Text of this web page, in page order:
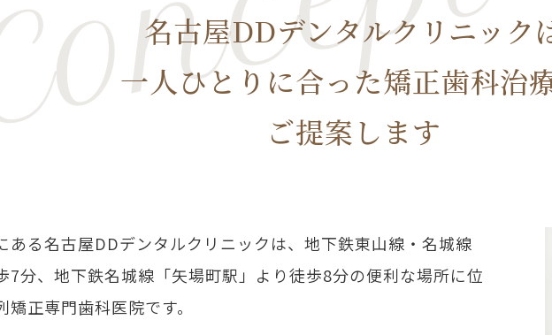
名古屋DDデンタルクリニック
一人ひとりに合った矯正歯科治
ご提案します
ある名古屋DDデンタルクリニックは、地下鉄東山線・名城線
7分、地下鉄名城線「矢場町駅」より徒歩8分の便利な場所に位
正専門歯科医院です。